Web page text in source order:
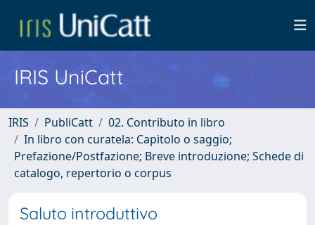
IRIS UniCatt
IRIS PubliCatt
02. Contributo in libro
In libro con curatela: Capitolo o saggio;
Prefazione/Postfazione; Breve introduzione; Schede di
catalogo, repertorio o corpus
Saluto introduttivo